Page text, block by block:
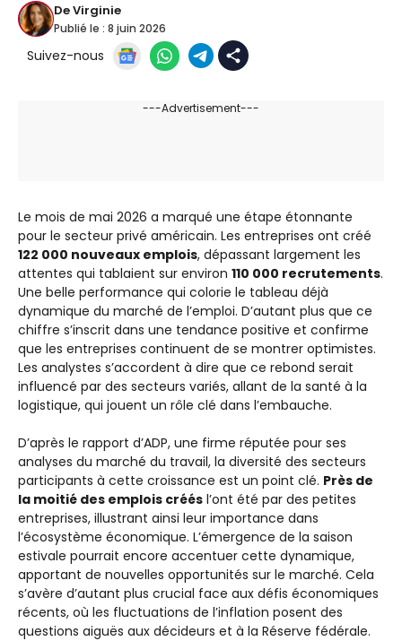
DeVirginie
Publié le : 8 juin 2026
Suivez-nous
---Advertisement---
Le mois de mai 2026 a marqué une étape étonnante
pour le secteur privé américain. Les entreprises ont créé
122 000 nouveaux emplois, dépassant largement les
attentes qui tablaient sur environ 110 000 recrutements.
Une belle performance qui colorie le tableau déjà
dynamique du marché de l’emploi. D’autant plus que ce
chiffre s’inscrit dans une tendance positive et confirme
que les entreprises continuent de se montrer optimistes.
Les analystes s’accordent à dire que ce rebond serait
influencé par des secteurs variés, allant de la santé à la
logistique, qui jouent un rôle clé dans l’embauche.
D’après le rapport d’ADP, une firme réputée pour ses
analyses du marché du travail, la diversité des secteurs
participants à cette croissance est un point clé. Près de
la moitié des emplois créés l’ont été par des petites
entreprises, illustrant ainsi leur importance dans
l’écosystème économique. L’émergence de la saison
estivale pourrait encore accentuer cette dynamique,
apportant de nouvelles opportunités sur le marché. Cela
s’avère d’autant plus crucial face aux défis économiques
récents, où les fluctuations de l’inflation posent des
questions aiguës aux décideurs et à la Réserve fédérale.